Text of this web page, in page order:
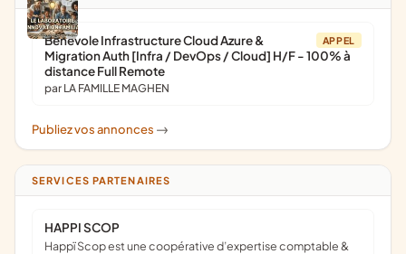
APPEL
Bénévole Infrastructure Cloud Azure &
Migration Auth [Infra / DevOps / Cloud] H/F - 100% à
distance Full Remote
par LA FAMILLE MAGHEN
Publiez vos annonces ->
SERVICES PARTENAIRES
HAPPI SCOP
Happï Scop est une coopérative d’expertise comptable &